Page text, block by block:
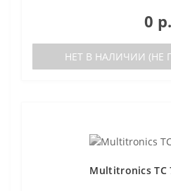
0 р.
НЕТ В НАЛИЧИИ (НЕ
Multitronics TC